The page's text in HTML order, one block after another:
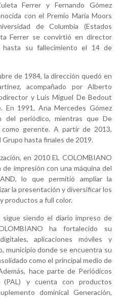
Ferrer yFernando Gómez
con el Premio María Moors
de Columbia (Estados
Ferrer se convirtió en director
su fallecimiento el 14 de
de 1984, la dirección quedó en
, acompañado porAlberto
y Luis Miguel De Bedout
En 1991, Ana Mercedes Gómez
del periódico, mientras que De
gerente. A partir de 2013,
hasta finales de2019.
en 2010EL COLOMBIANO
impresión con una máquina del
, lo que permitió ampliar la
la presentación y diversificar los
productos a full color.
siendo el diario impreso de
ha fortalecido su
, aplicaciones móviles y
, municipio donde se encuentra su
como el principal medio de
hace parte de Periódicos
y cuenta con productos
dominical Generación,